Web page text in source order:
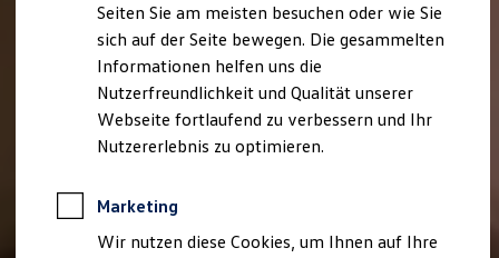
Seiten Sie am meisten besuchen oder wie Sie
sich auf der Seite bewegen. Die gesammelten
Informationen helfen uns die
Nutzerfreundlichkeit und Qualität unserer
Webseite fortlaufend zu verbessern und Ihr
Nutzererlebnis zu optimieren.
Marketing
Wir nutzen diese Cookies, um Ihnen auf Ihre